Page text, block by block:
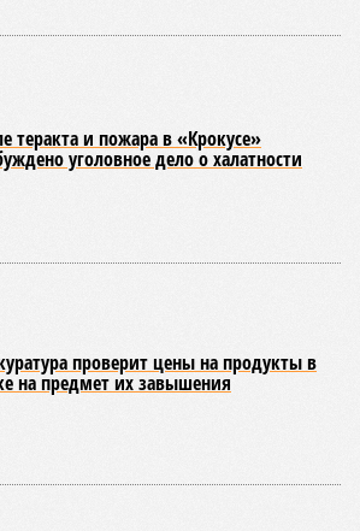
– к марту 2028-го. Но никто при
не задается вопросом: как эти
На строительной
дольщиков, регулярно
либо техника отсутствует. Ни
кранов, ни признаков
При том, что до «декабря 2026»
техзаказчик публично
готовности – 90%, затем 97%, с
работами (усиление
устранение проектных ошибок) –
публичной отчётности
Ни Capital Group, ни кураторы
ни соблюдения графика
фактически выполненных работ.
вопрос: если
Group модель (достраивать